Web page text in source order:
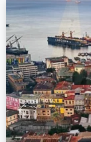
Anterior